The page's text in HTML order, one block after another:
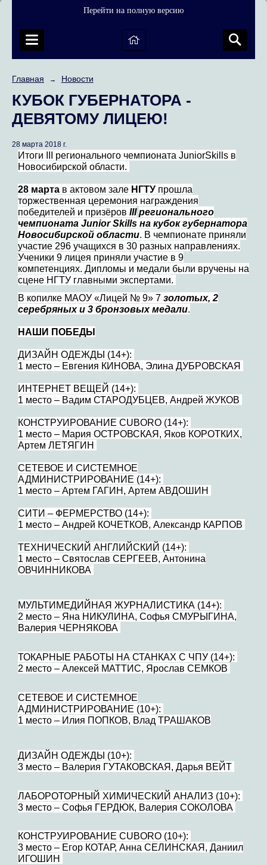
Перейти на полную версию
Главная → Новости
КУБОК ГУБЕРНАТОРА -
ДЕВЯТОМУ ЛИЦЕЮ!
28 марта 2018 г.
Итоги регионального чемпионата JuniorSkills в
Новосибирской области.
28 марта в актовом зале НГТУ прошла
торжественная церемония награждения
победителей и призёров III регионального
чемпионата Junior Skills на кубок губернатора
Новосибирской области. В чемпионате приняли
участие 296 учащихся в 30 разных направлениях.
Ученики 9 лицея приняли участие в 9
компетенциях. Дипломы и медали были вручены на
сцене НГТУ главными экспертами.
В копилке МАОУ «Лицей № 9» 7 золотых, 2
серебряных и 3 бронзовых медали.
НАШИ ПОБЕДЫ
ДИЗАЙН ОДЕЖДЫ (14+):
1 место – Евгения КИНОВА, Элина ДУБРОВСКАЯ
ИНТЕРНЕТ ВЕЩЕЙ (14+):
1 место – Вадим СТАРОДУБЦЕВ, Андрей ЖУКОВ
КОНСТРУИРОВАНИЕ CUBORO (14+):
1 место – Мария ОСТРОВСКАЯ, Яков КОРОТКИХ,
Артем ЛЕТЯГИН
СЕТЕВОЕ И СИСТЕМНОЕ
АДМИНИСТРИРОВАНИЕ (14+):
1 место – Артем ГАГИН, Артем АВДОШИН
СИТИ – ФЕРМЕРСТВО (14+):
1 место – Андрей КОЧЕТКОВ, Александр КАРПОВ
ТЕХНИЧЕСКИЙ АНГЛИЙСКИЙ (14+):
1 место – Святослав СЕРГЕЕВ, Антонина
ОВЧИННИКОВА
МУЛЬТИМЕДИЙНАЯ ЖУРНАЛИСТИКА (14+):
2 место – Яна НИКУЛИНА, Софья СМУРЫГИНА,
Валерия ЧЕРНЯКОВА
ТОКАРНЫЕ РАБОТЫ НА СТАНКАХ С ЧПУ (14+):
2 место – Алексей МАТТИС, Ярослав СЕМКОВ
СЕТЕВОЕ И СИСТЕМНОЕ
АДМИНИСТРИРОВАНИЕ (10+):
1 место – Илия ПОПКОВ, Влад ТРАШАКОВ
ДИЗАЙН ОДЕЖДЫ (10+):
3 место – Валерия ГУТАКОВСКАЯ, Дарья ВЕЙТ
ЛАБОРОТОРНЫЙ ХИМИЧЕСКИЙ АНАЛИЗ (10+):
3 место – Софья ГЕРДЮК, Валерия СОКОЛОВА
КОНСТРУИРОВАНИЕ CUBORO (10+):
3 место – Егор КОТАР, Анна СЕЛИНСКАЯ, Даниил
ИГОШИН